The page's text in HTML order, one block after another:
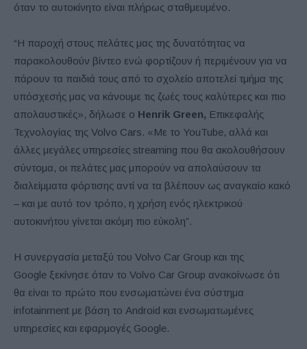
όταν το αυτοκίνητο είναι πλήρως σταθμευμένο.
“Η παροχή στους πελάτες μας της δυνατότητας να
παρακολουθούν βίντεο ενώ φορτίζουν ή περιμένουν για να
πάρουν τα παιδιά τους από το σχολείο αποτελεί τμήμα της
υπόσχεσής μας να κάνουμε τις ζωές τους καλύτερες και πιο
απολαυστικές», δήλωσε ο Henrik Green, Επικεφαλής
Τεχνολογίας της Volvo Cars. «Με το YouTube, αλλά και
άλλες μεγάλες υπηρεσίες streaming που θα ακολουθήσουν
σύντομα, οι πελάτες μας μπορούν να απολαύσουν τα
διαλείμματα φόρτισης αντί να τα βλέπουν ως αναγκαίο κακό
– και με αυτό τον τρόπο, η χρήση ενός ηλεκτρικού
αυτοκινήτου γίνεται ακόμη πιο εύκολη”.
Η συνεργασία μεταξύ του Volvo Car Group και της
Google ξεκίνησε όταν το Volvo Car Group ανακοίνωσε ότι
θα είναι το πρώτο που ενσωματώνει ένα σύστημα
infotainment με βάση το Android και ενσωματωμένες
υπηρεσίες και εφαρμογές Google.